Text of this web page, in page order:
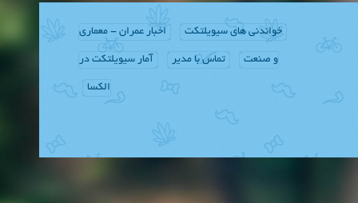
خواندنی های سیویلتکت اخبار عمران - معماری
و صنعت تماس با مدیر آمار سیویلتکت در
الکسا